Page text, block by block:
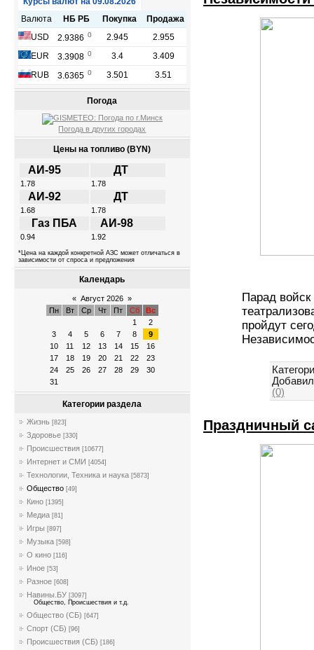
Погода
Погода в других городах
Цены на топливо (BYN)
АИ-95 ДТ
1.78 1.78
АИ-92 ДТ
1.68 1.78
Газ ПБА АИ-98
0.94 1.92
*Цена на каждой конкретной АЗС может отличаться в
зависимости от спроса и предложения
Календарь
« Август 2026 »
Пн
Вт Ср Чт Пт Сб
Вс
1
2
3
4 5 6 7 8
9
10
11 12 13 14 15
16
17
18 19 20 21 22
23
24
25 26 27 28 29
30
31
Категории раздела
Жизнь [823]
Здоровье [330]
Происшествия [10677]
Интернет и СМИ [4054]
Технологии, Техника и наука [5873]
Общество [49]
Кино [1395]
Медиа [81]
Игры [897]
Музыка [598]
О кино [116]
Иное [53]
Разное [608]
Навины.БУ [3097]
Общество, Происшествия и т.д.
Общество (СБ) [647]
Спорт (СБ) [96]
Происшествия (СБ) [186]
Парад
пройдут
(0)
Праздничный